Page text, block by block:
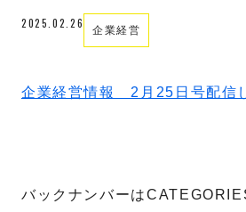
2025.02.26 企業経営
企業経営情報 2月25日号配信
バックナンバーは